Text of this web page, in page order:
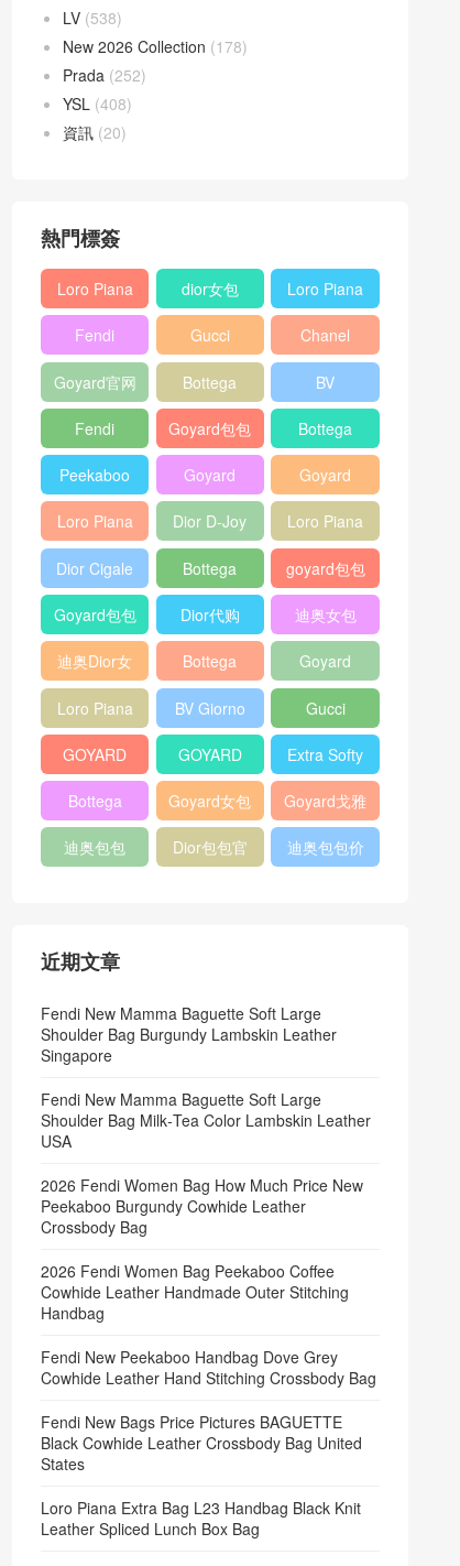
LV (538)
New 2026 Collection (178)
Prada (252)
YSL (408)
資訊 (20)
熱門標簽
Loro Piana
L19
Shoulder
Bag
dior女包
Loro Piana
L19
Crossbody
Bag
Fendi
Baguette
bag
Gucci
Horsebit
1955 bag
Chanel
25bag
Goyard官网
Bottega
veneta包包
BV
Pinacoteca
tote bag
Fendi
Peekaboo
bag
Goyard包包
多少钱
Bottega
veneta女包
Peekaboo
ISeeU中號
手提包
Goyard
Crossbody
Bag
Goyard
Shoulder
Bag
Loro Piana
L19 Clutch
Bag
Dior D-Joy
mini bag
Loro Piana
Extra
Pocket L19
Dior Cigale
Handbag
Bottega
Veneta
Andiamo
shoulder
bag
goyard包包
官方旗艦店
Goyard包包
价格
Dior代购 迪奥女包
迪奥Dior女
包
Bottega
veneta官网
Goyard
Notebook
Cover
Loro Piana
Bucket Bag
BV Giorno
clutch bag
Gucci
horsebit
bag
GOYARD
Pet Tote
Bag
GOYARD
Bifold Wallet
Extra Softy
Bag L33
Bottega
Veneta
Woven Tote
Goyard女包 Goyard戈雅
迪奥包包
Dior包包官
迪奥包包价
近期文章
Fendi New Mamma Baguette Soft Large
Shoulder Bag Burgundy Lambskin Leather
Singapore
Fendi New Mamma Baguette Soft Large
Shoulder Bag Milk‑Tea Color Lambskin Leather
USA
2026 Fendi Women Bag How Much Price New
Peekaboo Burgundy Cowhide Leather
Crossbody Bag
2026 Fendi Women Bag Peekaboo Coffee
Cowhide Leather Handmade Outer Stitching
Handbag
Fendi New Peekaboo Handbag Dove Grey
Cowhide Leather Hand Stitching Crossbody Bag
Fendi New Bags Price Pictures BAGUETTE
Black Cowhide Leather Crossbody Bag United
States
Loro Piana Extra Bag L23 Handbag Black Knit
Leather Spliced Lunch Box Bag